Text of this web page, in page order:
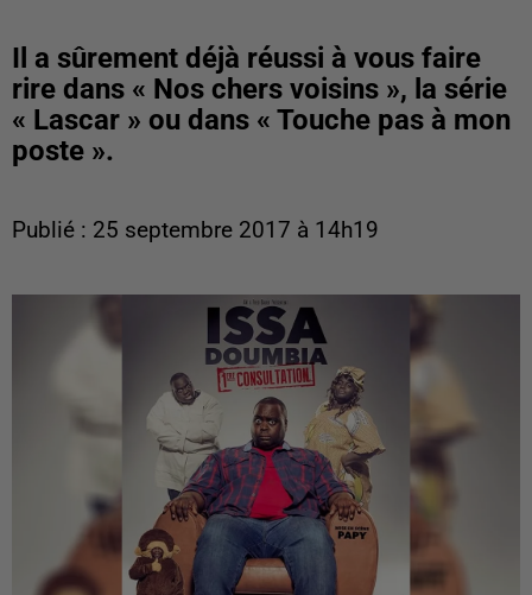
Il a sûrement déjà réussi à vous faire
rire dans « Nos chers voisins », la série
« Lascar » ou dans « Touche pas à mon
poste ».
Publié : 25 septembre 2017 à 14h19